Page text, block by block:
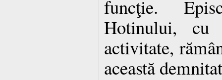
funcţie.
Hotinului,
activitate,
această